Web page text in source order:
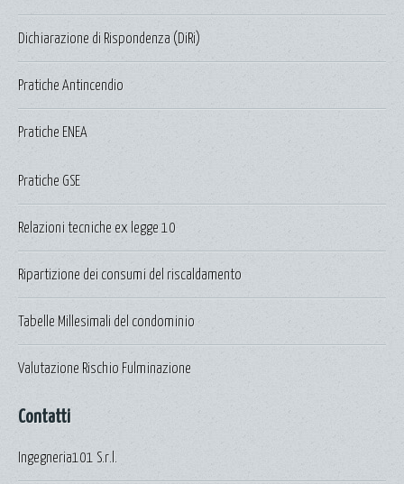
Dichiarazione di Rispondenza (DiRi)
Pratiche Antincendio
Pratiche ENEA
Pratiche GSE
Relazioni tecniche ex legge 10
Ripartizione dei consumi del riscaldamento
Tabelle Millesimali del condominio
Valutazione Rischio Fulminazione
Contatti
Ingegneria101 S.r.l.